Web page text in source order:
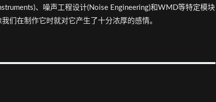
、噪声工程设计(Noise Engineering)和WMD等特定模块
们在制作它时就对它产生了十分浓厚的感情。